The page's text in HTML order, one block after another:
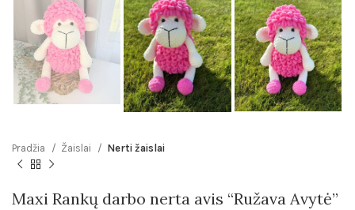
Pradžia Žaislai Nerti žaislai
Maxi Rankų darbo nerta avis “Ružava Avytė”